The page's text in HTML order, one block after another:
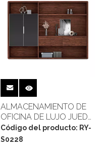
ALMACENAMIENTO DE
OFICINA DE LUJO JUEDU
RONGYUE
Código del producto: RY-
S0228